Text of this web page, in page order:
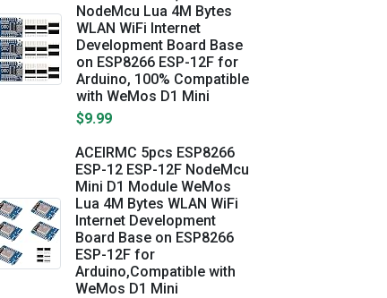
NodeMcu Lua 4M Bytes
WLAN WiFi Internet
Development Board Base
on ESP8266 ESP-12F for
Arduino, 100% Compatible
with WeMos D1 Mini
$9.99
ACEIRMC 5pcs ESP8266
ESP-12 ESP-12F NodeMcu
Mini D1 Module WeMos
Lua 4M Bytes WLAN WiFi
Internet Development
Board Base on ESP8266
ESP-12F for
Arduino,Compatible with
WeMos D1 Mini